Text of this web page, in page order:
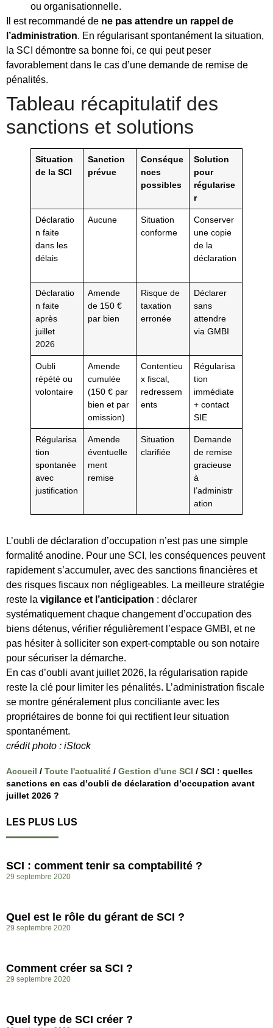
ou organisationnelle.
Il est recommandé de ne pas attendre un rappel de
l’administration. En régularisant spontanément la situation,
la SCI démontre sa bonne foi, ce qui peut peser
favorablement dans le cas d’une demande de remise de
pénalités.
Tableau récapitulatif des
sanctions et solutions
Situation
de la SCI
Sanction
prévue
Conséque
nces
possibles
Solution
pour
régularise
r
Déclaratio
n faite
dans les
délais
Aucune
Situation
conforme
Conserver
une copie
de la
déclaration
Déclaratio
n faite
après
juillet
2026
Amende
de 150 €
par bien
Risque de
taxation
erronée
Déclarer
sans
attendre
via GMBI
Oubli
répété ou
volontaire
Amende
cumulée
(150 € par
bien et par
omission)
Contentieu
x fiscal,
redressem
ents
Régularisa
tion
immédiate
+ contact
SIE
Régularisa
tion
spontanée
avec
justification
Amende
éventuelle
ment
remise
Situation
clarifiée
Demande
de remise
gracieuse
à
l’administr
ation
L’oubli de déclaration d’occupation n’est pas une simple
formalité anodine. Pour une SCI, les conséquences peuvent
rapidement s’accumuler, avec des sanctions financières et
des risques fiscaux non négligeables. La meilleure stratégie
reste la vigilance et l’anticipation : déclarer
systématiquement chaque changement d’occupation des
biens détenus, vérifier régulièrement l’espace GMBI, et ne
pas hésiter à solliciter son expert-comptable ou son notaire
pour sécuriser la démarche.
En cas d’oubli avant juillet 2026, la régularisation rapide
reste la clé pour limiter les pénalités. L’administration fiscale
se montre généralement plus conciliante avec les
propriétaires de bonne foi qui rectifient leur situation
spontanément.
crédit photo : iStock
Accueil / Toute l'actualité / Gestion d'une SCI / SCI : quelles
sanctions en cas d’oubli de déclaration d’occupation avant
juillet 2026 ?
LES PLUS LUS
SCI : comment tenir sa comptabilité ?
29 septembre 2020
Quel est le rôle du gérant de SCI ?
29 septembre 2020
Comment créer sa SCI ?
29 septembre 2020
Quel type de SCI créer ?